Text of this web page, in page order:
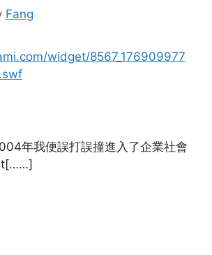
Fang
widget/8567_176909977
年我便誤打誤撞進入了企業社會